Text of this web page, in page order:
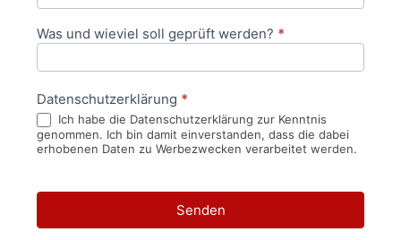
Was und wieviel soll geprüft werden? *
Datenschutzerklärung *
Ich habe die Datenschutzerklärung zur Kenntnis
genommen. Ich bin damit einverstanden, dass die dabei
erhobenen Daten zu Werbezwecken verarbeitet werden.
Senden